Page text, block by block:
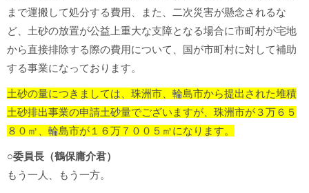
まで運搬して処分する費用、また、二次災害が懸念されるな
ど、土砂の放置が公益上重大な支障となる場合に市町村が宅地
から直接排除する際の費用について、国が市町村に対して補助
する事業になっております。
土砂の量につきましては、珠洲市、輪島市から提出された堆積
土砂排出事業の申請土砂量でございますが、珠洲市が３万６５
８０㎥、輪島市が１６万７００５㎥になります。
○委員長（鶴保庸介君）
もう一人、もう一方。